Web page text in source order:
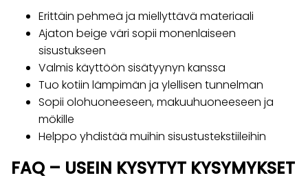
Erittäin pehmeä ja miellyttävä materiaali
Ajaton beige väri sopii monenlaiseen
sisustukseen
Valmis käyttöön sisätyynyn kanssa
Tuo kotiin lämpimän ja ylellisen tunnelman
Sopii olohuoneeseen, makuuhuoneeseen ja
mökille
Helppo yhdistää muihin sisustustekstiileihin
FAQ – USEIN KYSYTYT KYSYMYKSET